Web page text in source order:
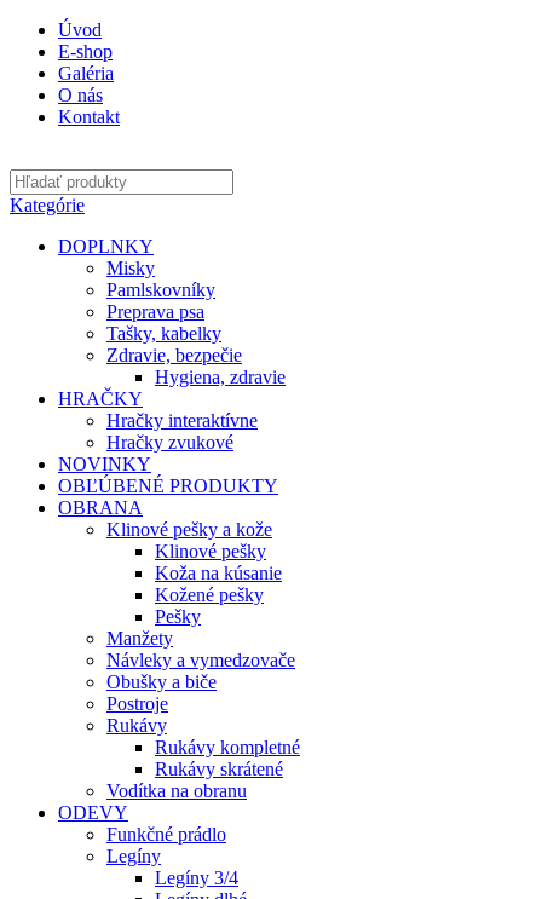
Úvod
E-shop
Galéria
O nás
Kontakt
Kategórie
DOPLNKY
Misky
Pamlskovníky
Preprava psa
Tašky, kabelky
Zdravie, bezpečie
Hygiena, zdravie
HRAČKY
Hračky interaktívne
Hračky zvukové
NOVINKY
OBĽÚBENÉ PRODUKTY
OBRANA
Klinové pešky a kože
Klinové pešky
Koža na kúsanie
Kožené pešky
Pešky
Manžety
Návleky a vymedzovače
Obušky a biče
Postroje
Rukávy
Rukávy kompletné
Rukávy skrátené
Vodítka na obranu
ODEVY
Funkčné prádlo
Legíny
Legíny 3/4